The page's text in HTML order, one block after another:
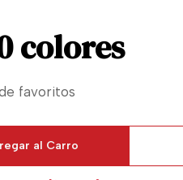
colores
favoritos
al Carro